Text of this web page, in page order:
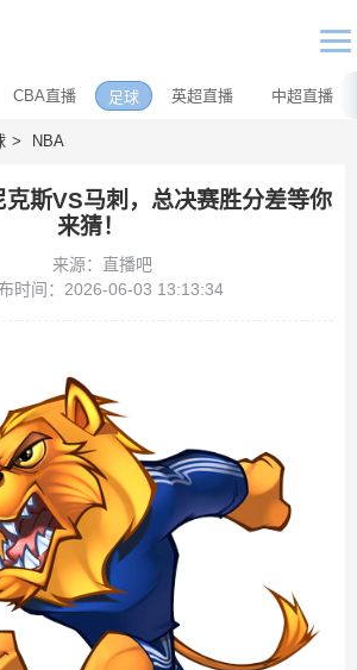
CBA直播 足球 英超直播 中超直播
NBA
克斯VS马刺，总决赛胜分差等你
来猜！
来源：直播吧
时间：2026-06-03 13:13:34